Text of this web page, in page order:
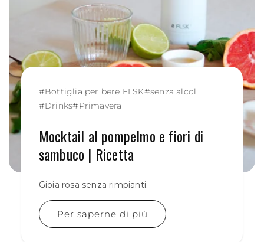
#senza alcol
#Drinks
#Bottiglia per bere FLSK
#Primavera
Mocktail al pompelmo e fiori di
sambuco | Ricetta
Gioia rosa senza rimpianti.
Per saperne di più